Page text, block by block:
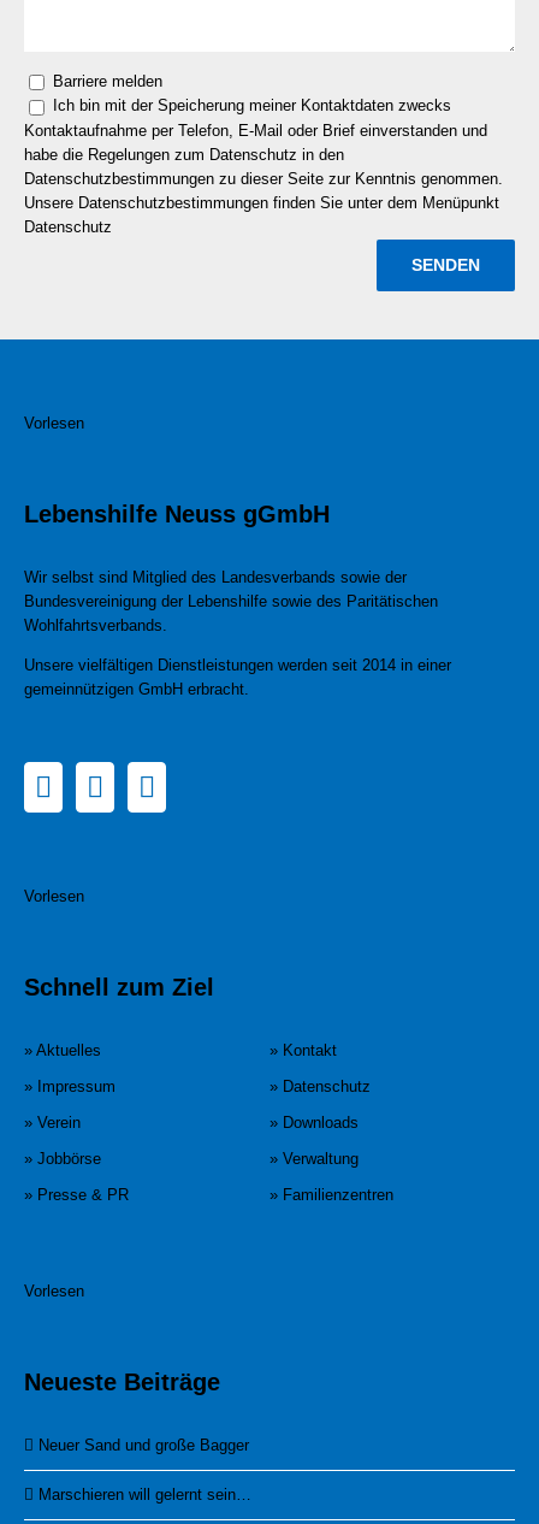
Barriere melden
Ich bin mit der Speicherung meiner Kontaktdaten zwecks
Kontaktaufnahme per Telefon, E-Mail oder Brief einverstanden und
habe die Regelungen zum Datenschutz in den
Datenschutzbestimmungen zu dieser Seite zur Kenntnis genommen.
Unsere Datenschutzbestimmungen finden Sie unter dem Menüpunkt
Datenschutz
Vorlesen
Lebenshilfe Neuss gGmbH
Wir selbst sind Mitglied des Landesverbands sowie der
Bundesvereinigung der Lebenshilfe sowie des Paritätischen
Wohlfahrtsverbands.
Unsere vielfältigen Dienstleistungen werden seit 2014 in einer
gemeinnützigen GmbH erbracht.
Vorlesen
Schnell zum Ziel
» Aktuelles
» Kontakt
» Impressum
» Datenschutz
» Verein
» Downloads
» Jobbörse
» Verwaltung
» Presse & PR
» Familienzentren
Vorlesen
Neueste Beiträge
Neuer Sand und große Bagger
Marschieren will gelernt sein…